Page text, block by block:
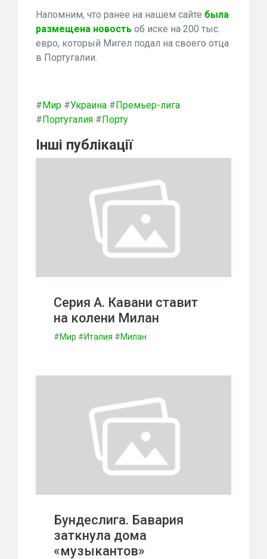
Напомним, что ранее на нашем сайте была
размещена новость об иске на 200 тыс.
евро, который Мигел подал на своего отца
в Португалии.
#Мир #Украина #Премьер-лига
#Португалия #Порту
Інші публікації
Серия А. Кавани ставит
на колени Милан
#Мир #Италия #Милан
Бундеслига. Бавария
заткнула дома
«музыкантов»